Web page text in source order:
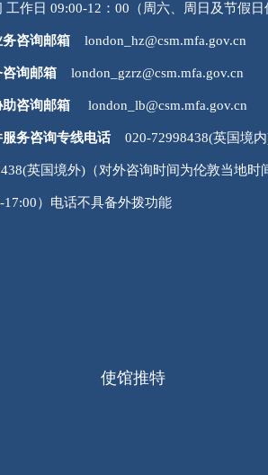
工作日 09:00-12：00（周六、周日及节假日
咨询邮箱 london_hz@csm.mfa.gov.cn
询邮箱 london_gzrz@csm.mfa.gov.cn
咨询邮箱 london_lb@csm.mfa.gov.cn
务咨询专线电话020-72998438(英国境
英国境外)（对外咨询时间为伦敦当地时
17:00）电话不具备外拨功能
使馆推特